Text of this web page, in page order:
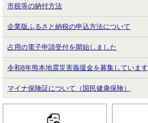
市税等の納付方法
企業版ふるさと納税の申込方法について
占用の電子申請受付を開始しました
令和8年熊本地震災害義援金を募集しています
マイナ保険証について（国民健康保険）